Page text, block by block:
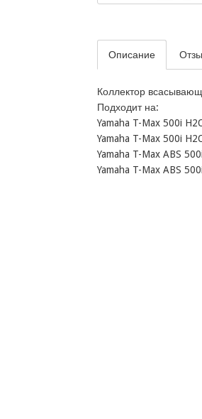
Описание
Коллектор
Подходит на:
Yamaha T-Max 500i
Yamaha T-Max 500i
Yamaha T-Max ABS